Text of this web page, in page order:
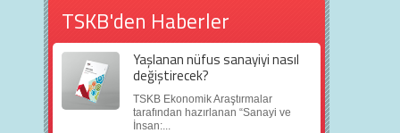
TSKB'den Haberler
Yaşlanan nüfus sanayiyi nasıl
değiştirecek?
TSKB Ekonomik Araştırmalar
tarafından hazırlanan “Sanayi ve
İnsan:...